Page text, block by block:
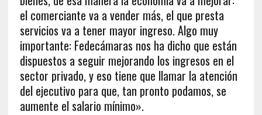
el comerciante va a vender más, el que presta
servicios va a tener mayor ingreso. Algo muy
importante: Fedecámaras nos ha dicho que están
dispuestos a seguir mejorando los ingresos en el
sector privado, y eso tiene que llamar la atención
del ejecutivo para que, tan pronto podamos, se
aumente el salario mínimo».